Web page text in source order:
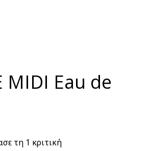
MIDI Eau de
τη 1 κριτική